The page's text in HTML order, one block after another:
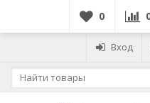
0
Вход